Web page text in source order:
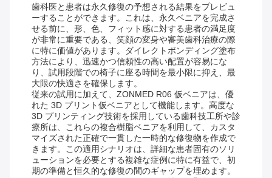
歯科医と患者は永久修復の予想される結果をプレビュ
ーすることができます。これは、永久ベニアを完成さ
せる前に、形、色、フィット感に対する患者の満足度
が非常に重要である、笑顔の変身や審美歯科治療の際
に特に価値があります。ダイレクトボンディング塗布
方法により、迅速かつ信頼性の高い配置が容易にな
り、試用段階での椅子に座る時間を最小限に抑え、最
大限の快適さを確保します。
従来の試用に加えて、ZONMED R06 仮ベニアは、優
れた 3D プリント仮ベニアとして機能します。高度な
3D プリンティング技術を採用している歯科技工所や診
療所は、これらの複合樹脂ベニアを利用して、カスタ
マイズされた正確で一貫した一時的な修復物を作成で
きます。この適用シナリオは、詳細な患者固有のソリ
ューションを必要とする複雑な症例に特に有益で、初
期の準備と恒久的な修復の間のギャップを埋めます。